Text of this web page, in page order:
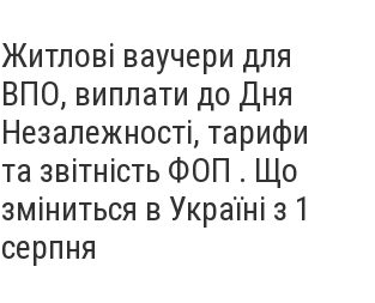
Житлові ваучери для
ВПО, виплати до Дня
Незалежності, тарифи
та звітність ФОП . Що
зміниться в Україні з 1
серпня